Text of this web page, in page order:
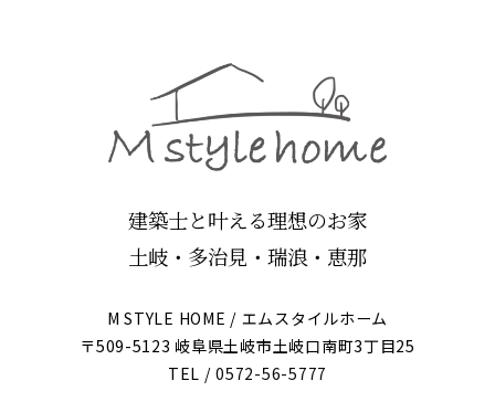
建築士と叶える理想のお家
土岐・多治見・瑞浪・恵那
M STYLE HOME / エムスタイルホーム
〒509-5123 岐阜県土岐市土岐口南町3丁目25
TEL /0572-56-5777